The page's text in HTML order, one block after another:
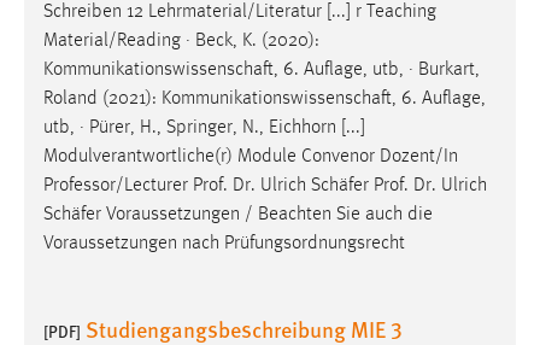
Schreiben 12 Lehrmaterial/Literatur [...] r Teaching
Material/Reading · Beck, K. (2020):
Kommunikationswissenschaft, 6. Auflage, utb, · Burkart,
Roland (2021): Kommunikationswissenschaft, 6. Auflage,
utb, · Pürer, H., Springer, N., Eichhorn [...]
Modulverantwortliche(r) Module Convenor Dozent/In
Professor/Lecturer Prof. Dr. Ulrich Schäfer Prof. Dr. Ulrich
Schäfer Voraussetzungen / Beachten Sie auch die
Voraussetzungen nach Prüfungsordnungsrecht
[PDF] Studiengangsbeschreibung MIE 3